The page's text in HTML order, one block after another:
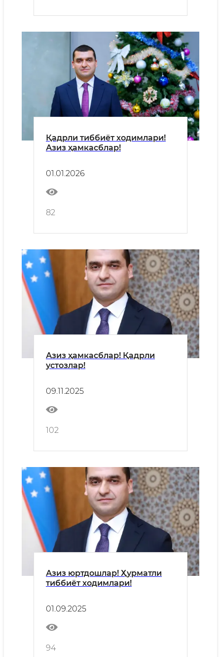
Қадрли тиббиёт ходимлари!
Азиз ҳамкасблар!
01.01.2026
82
Азиз ҳамкасблар! Қадрли
устозлар!
09.11.2025
102
Азиз юртдошлар! Ҳурматли
тиббиёт ходимлари!
01.09.2025
94